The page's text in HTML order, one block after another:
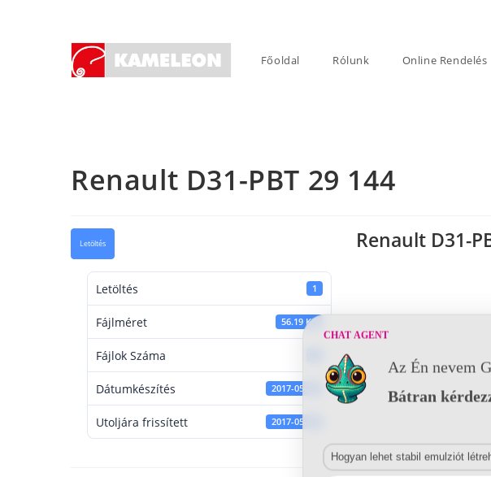
Főoldal Rólunk Online Rendelés
Renault D31-PBT 29 144
Letöltés
Letöltés 1
Fájlméret 56.19 KB
Fájlok Száma
Dátumkészítés 2017-05-29
Utoljára frissített 2017-05-29
Renault D31-
CHAT AGENT
Az Én nevem
Bátran
Hogyan lehet stabil emulziót